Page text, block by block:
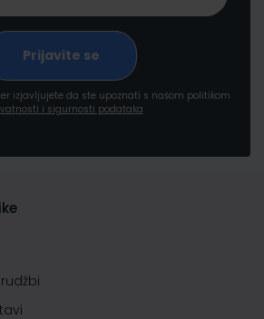
izjavljujete da ste upoznati s našom politikom
i sigurnosti podataka